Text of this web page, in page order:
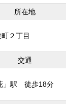
所在地
２丁目
交通
」駅 徒歩18分